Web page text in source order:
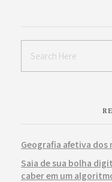
Geografia afetiva dos
Saia de sua bolha
caber em um